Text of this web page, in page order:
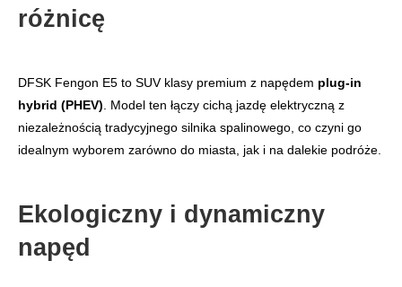
różnicę
DFSK Fengon E5 to SUV klasy premium z napędem plug-in
hybrid (PHEV). Model ten łączy cichą jazdę elektryczną z
niezależnością tradycyjnego silnika spalinowego, co czyni go
idealnym wyborem zarówno do miasta, jak i na dalekie podróże.
Ekologiczny i dynamiczny
napęd